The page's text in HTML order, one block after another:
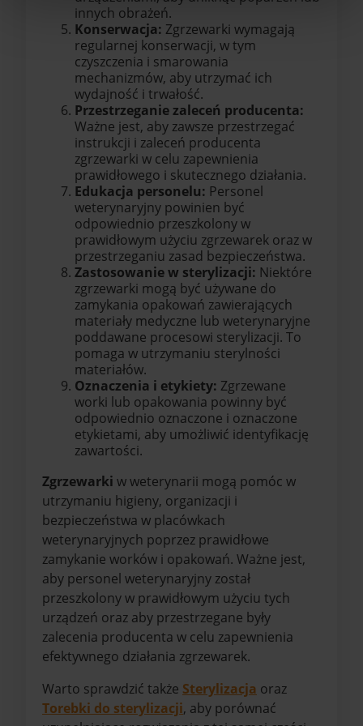
innych obrażeń.
Konserwacja: Zgrzewarki wymagają
regularnej konserwacji, w tym
czyszczenia i smarowania
mechanizmów, aby utrzymać ich
wydajność i trwałość.
Przestrzeganie zaleceń producenta:
Ważne jest, aby zawsze przestrzegać
instrukcji i zaleceń producenta
zgrzewarki w celu zapewnienia
prawidłowego i skutecznego działania.
Edukacja personelu: Personel
weterynaryjny powinien być
odpowiednio przeszkolony w
prawidłowym użyciu zgrzewarek oraz w
przestrzeganiu zasad bezpieczeństwa.
Zastosowanie w sterylizacji: Niektóre
zgrzewarki mogą być używane do
zamykania opakowań zawierających
materiały medyczne lub weterynaryjne
poddawane procesowi sterylizacji. To
pomaga w utrzymaniu sterylności
materiałów.
Oznaczenia i etykiety: Zgrzewane
worki lub opakowania powinny być
odpowiednio oznaczone i oznaczone
etykietami, aby umożliwić identyfikację
zawartości.
Zgrzewarki w weterynarii mogą pomóc w
utrzymaniu higieny, organizacji i
bezpieczeństwa w placówkach
weterynaryjnych poprzez prawidłowe
zamykanie worków i opakowań. Ważne jest,
aby personel weterynaryjny został
przeszkolony w prawidłowym użyciu tych
urządzeń oraz aby przestrzegane były
zalecenia producenta w celu zapewnienia
efektywnego działania zgrzewarek.
Warto sprawdzić także Sterylizacja oraz
Torebki do sterylizacji, aby porównać